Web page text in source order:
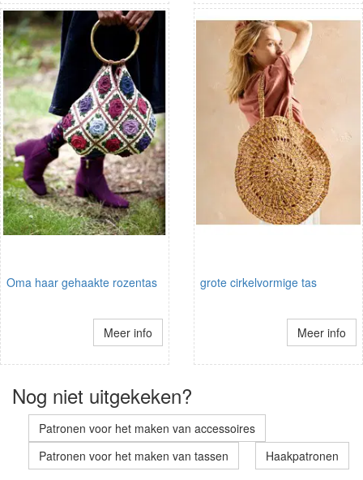
Oma haar gehaakte rozentas
Meer info
grote cirkelvormige tas
Meer info
Nog niet uitgekeken?
Patronen voor het maken van accessoires
Patronen voor het maken van tassen
Haakpatronen